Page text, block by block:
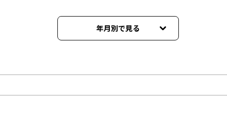
年月別で見る